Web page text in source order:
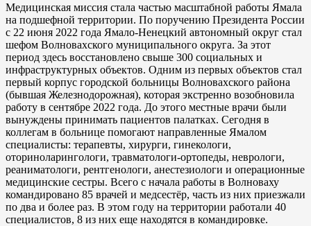
Медицинская миссия стала частью масштабной работы Ямала
на подшефной территории. По поручению Президента России
с 22 июня 2022 года Ямало-Ненецкий автономный округ стал
шефом Волновахского муниципального округа. За этот
период здесь восстановлено свыше 300 социальных и
инфраструктурных объектов. Одним из первых объектов стал
первый корпус городской больницы Волновахского района
(бывшая Железнодорожная), которая экстренно возобновила
работу в сентябре 2022 года. До этого местные врачи были
вынуждены принимать пациентов палатках. Сегодня в
коллегам в больнице помогают направленные Ямалом
специалисты: терапевты, хирурги, гинекологи,
оториноларингологи, травматологи-ортопеды, неврологи,
реаниматологи, рентгенологи, анестезиологи и операционные
медицинские сестры. Всего с начала работы в Волноваху
командировано 85 врачей и медсестёр, часть из них приезжали
по два и более раз. В этом году на территории работали 40
специалистов, 8 из них еще находятся в командировке.